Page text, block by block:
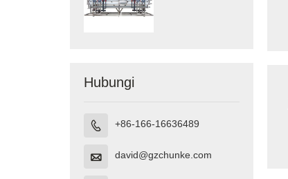
Hubungi
 +86-166-16636489
 david@gzchunke.com